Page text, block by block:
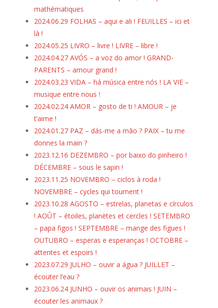
mathématiques
2024.06.29 FOLHAS – aqui e ali ! FEUILLES – ici et
là !
2024.05.25 LIVRO – livre ! LIVRE – libre !
2024.04.27 AVÓS – a voz do amor ! GRAND-
PARENTS – amour grand !
2024.03.23 VIDA – há música entre nós ! LA VIE –
musique entre nous !
2024.02.24 AMOR – gosto de ti ! AMOUR – je
t’aime !
2024.01.27 PAZ – dás-me a mão ? PAIX – tu me
donnes la main ?
2023.12.16 DEZEMBRO – por baixo do pinheiro !
DÉCEMBRE – sous le sapin !
2023.11.25 NOVEMBRO – ciclos à roda !
NOVEMBRE – cycles qui tournent !
2023.10.28 AGOSTO – estrelas, planetas e círculos
! AOÛT – étoiles, planètes et cercles ! SETEMBRO
– papa figos ! SEPTEMBRE – mange des figues !
OUTUBRO – esperas e esperanças ! OCTOBRE –
attentes et espoirs !
2023.07.29 JULHO – ouvir a água ? JUILLET –
écouter l’eau ?
2023.06.24 JUNHO – ouvir os animais ! JUIN –
écouter les animaux ?